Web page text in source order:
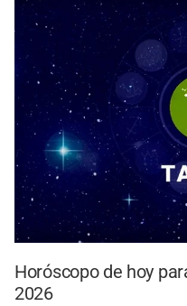
Horóscopo de hoy
2026